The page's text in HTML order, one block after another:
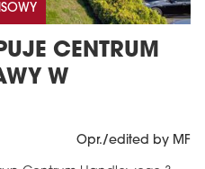
CENTRUM
W
Opr./edited by MF